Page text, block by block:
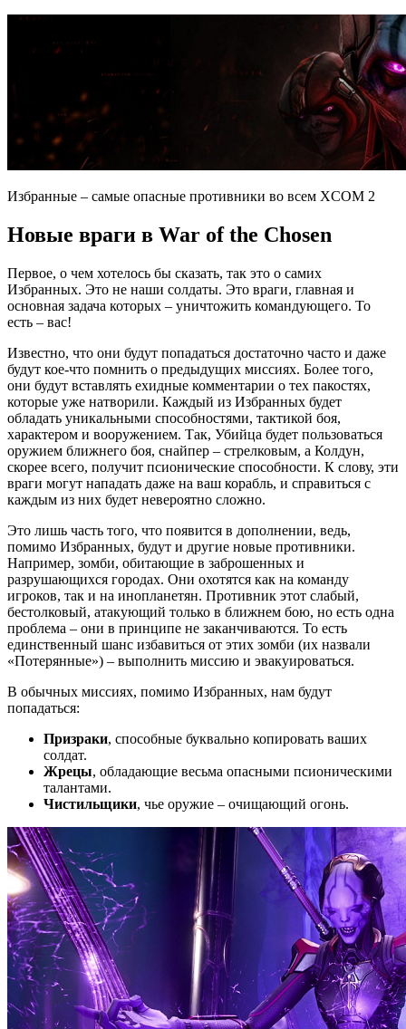
Избранные – самые опасные противники во всем XCOM 2
Новые враги в War of the Chosen
Первое, о чем хотелось бы сказать, так это о самих
Избранных. Это не наши солдаты. Это враги, главная и
основная задача которых – уничтожить командующего. То
есть – вас!
Известно, что они будут попадаться достаточно часто и даже
будут кое-что помнить о предыдущих миссиях. Более того,
они будут вставлять ехидные комментарии о тех пакостях,
которые уже натворили. Каждый из Избранных будет
обладать уникальными способностями, тактикой боя,
характером и вооружением. Так, Убийца будет пользоваться
оружием ближнего боя, снайпер – стрелковым, а Колдун,
скорее всего, получит псионические способности. К слову, эти
враги могут нападать даже на ваш корабль, и справиться с
каждым из них будет невероятно сложно.
Это лишь часть того, что появится в дополнении, ведь,
помимо Избранных, будут и другие новые противники.
Например, зомби, обитающие в заброшенных и
разрушающихся городах. Они охотятся как на команду
игроков, так и на инопланетян. Противник этот слабый,
бестолковый, атакующий только в ближнем бою, но есть одна
проблема – они в принципе не заканчиваются. То есть
единственный шанс избавиться от этих зомби (их назвали
«Потерянные») – выполнить миссию и эвакуироваться.
В обычных миссиях, помимо Избранных, нам будут
попадаться:
Призраки, способные буквально копировать ваших
солдат.
Жрецы, обладающие весьма опасными псионическими
талантами.
Чистильщики, чье оружие – очищающий огонь.